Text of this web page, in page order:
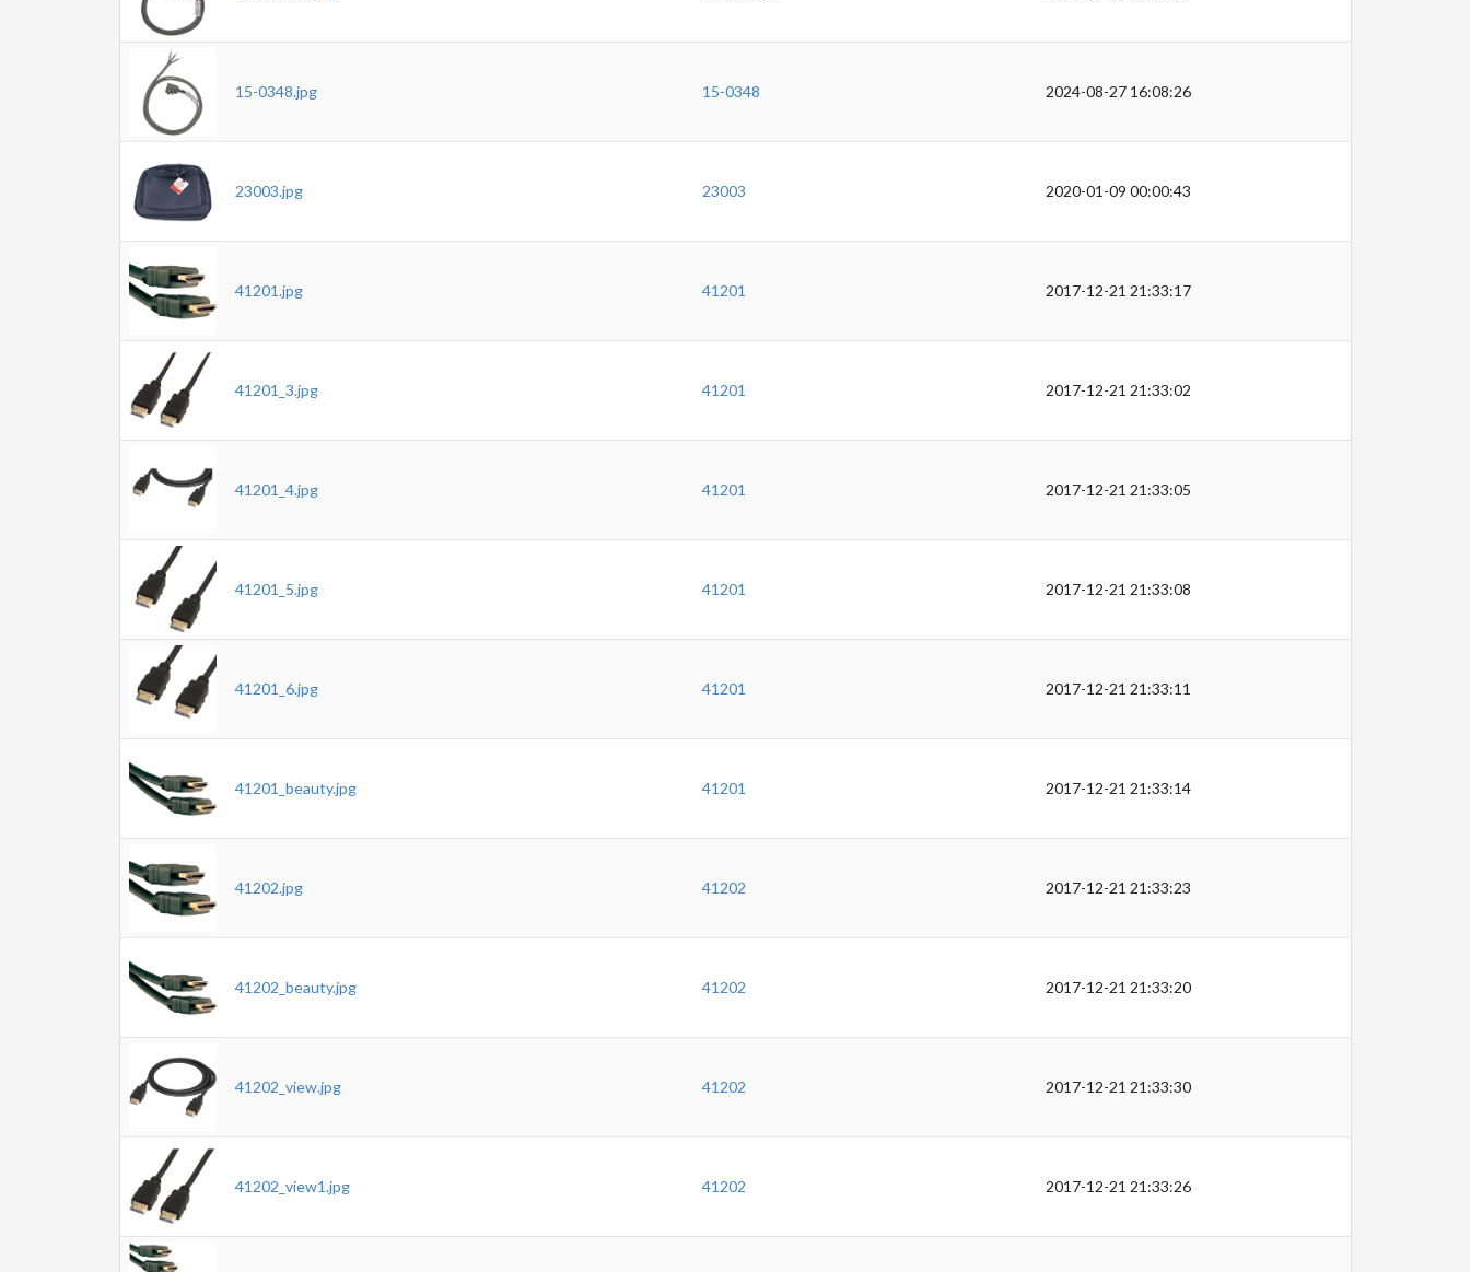
15-0348.jpg 15-0348 2024-08-27 16:08:26
23003.jpg 23003 2020-01-09 00:00:43
41201.jpg 41201 2017-12-21 21:33:17
41201_3.jpg 41201 2017-12-21 21:33:02
41201_4.jpg 41201 2017-12-21 21:33:05
41201_5.jpg 41201 2017-12-21 21:33:08
41201_6.jpg 41201 2017-12-21 21:33:11
41201_beauty.jpg 41201 2017-12-21 21:33:14
41202.jpg 41202 2017-12-21 21:33:23
41202_beauty.jpg 41202 2017-12-21 21:33:20
41202_view.jpg 41202 2017-12-21 21:33:30
41202_view1.jpg 41202 2017-12-21 21:33:26